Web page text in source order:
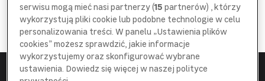
DOŁĄCZ
do najlepszej Ekipy
serwisu mogą mieć nasi partnerzy (15 partnerów) , którzy
wykorzystują pliki cookie lub podobne technologie w celu
personalizowania treści. W panelu „Ustawienia plików
cookies” możesz sprawdzić, jakie informacje
wykorzystujemy oraz skonfigurować wybrane
ustawienia. Dowiedz się więcej w naszej polityce